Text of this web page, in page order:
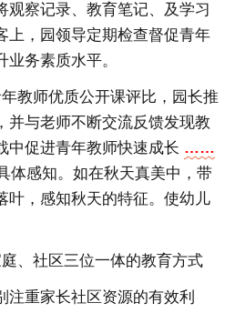
观察记录、教育笔记、及学习
上，园领导定期检查督促青年
务素质水平。
教师优质公开课评比，园长推
并与老师不断交流反馈发现教
中促进青年教师快速成长 ……
体感知。如在秋天真美中，带
叶，感知秋天的特征。使幼儿
、社区三位一体的教育方式
注重家长社区资源的有效利